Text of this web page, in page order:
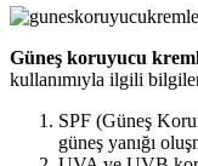
Güneş koruyucu
kullanımıyla ilgili
SPF (Güneş
güneş yanığı